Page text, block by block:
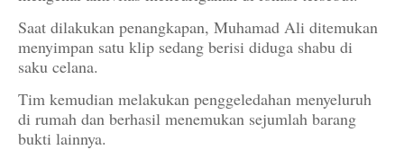
Saat dilakukan penangkapan, Muhamad Ali ditemukan
menyimpan satu klip sedang berisi diduga shabu di
saku celana.
Tim kemudian melakukan penggeledahan menyeluruh
di rumah dan berhasil menemukan sejumlah barang
bukti lainnya.